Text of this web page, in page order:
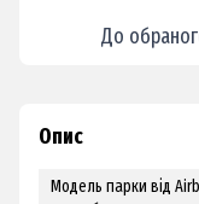
До
Опис
Модель парки від